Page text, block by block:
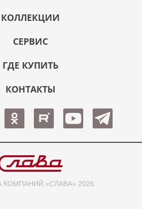
КОЛЛЕКЦИИ
СЕРВИС
ГДЕ КУПИТЬ
КОНТАКТЫ
КОМПАНИЙ «СЛАВА» 2026